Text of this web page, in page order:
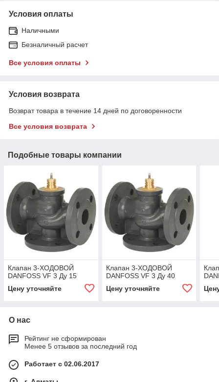
Условия оплаты
Наличными
Безналичный расчет
Все условия оплаты
Условия возврата
Возврат товара в течение 14 дней по договоренности
Все условия возврата
Подобные товары компании
Клапан 3-ХОДОВОЙ
DANFOSS VF 3 Ду 15
Цену уточняйте
Клапан 3-ХОДОВОЙ
DANFOSS VF 3 Ду 40
Цену уточняйте
О нас
Рейтинг не сформирован
Менее 5 отзывов за последний год
Работает с 02.06.2017